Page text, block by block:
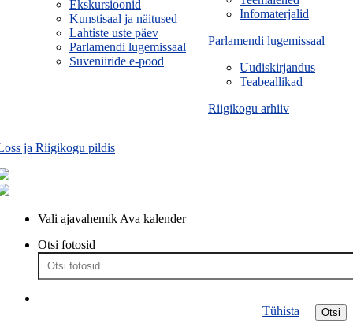
Infomaterjalid
Parlamendi lugemissaal
Uudiskirjandus
Teabeallikad
Riigikogu arhiiv
Ekskursioonid
Kunstisaal ja näitused
Lahtiste uste päev
Parlamendi lugemissaal
Suveniiride e-pood
ja Riigikogu pildis
Vali ajavahemik Ava kalender
Otsi fotosid
Otsi
Tühista